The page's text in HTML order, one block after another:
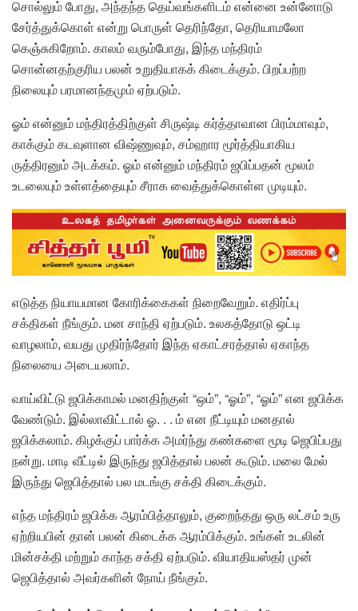
சொல்லும் போது, அந்தந்த தெய்வங்களிடம் என்னை உன்னோடு
சேர்த்துக்கொள் என்று பொருள் தெரிந்தோ, தெரியாமலோ
கெஞ்சுகிறோம். காலம் வரும்போது, இந்த மந்திரம்
சொன்னதற்குரிய பலன் உறுதியாகக் கிடைக்கும். பிறப்பற்ற
நிலையும் பரமானந்தமும் ஏற்படும்.
ஓம் என்னும் மந்திரத்திற்குள் சிருஷ்டி கர்த்தாவான பிரம்மாவும்,
காக்கும் கடவுளான விஷ்ணுவும், சம்ஹார மூர்த்தியாகிய
ருத்திரனும் அடக்கம். ஓம் என்னும் மந்திரம் ஜபிப்பதன் மூலம்
உடலையும் உள்ளத்தையும் சீராக வைத்துக்கொள்ள முடியும்.
எடுத்த நியாயமான கோரிக்கைகள் நிறைவேறும். எதிர்ப்பு
சக்திகள் நீங்கும். மன சாந்தி ஏற்படும். உலகத்தோடு ஒட்டி
வாழலாம், வயது முதிர்ந்தோர் இந்த ஏகாட்சரத்தால் ஏகாந்த
நிலையை அடையலாம்.
வாய்விட்டு ஜபிக்காமல் மனதிற்குள் “ஒம்”, “ஓம்”, “ஓம்” என ஜபிக்க
வேண்டும். இல்லாவிட்டால் ஓ. . . ம் என நீட்டியும் மனதால்
ஜபிக்கலாம். கிழக்குப் பார்க்க அமர்ந்து கண்களை மூடி ஜெபிப்பது
நன்று. மாடி வீட்டில் இருந்து ஜபித்தால் பலன் கூடும். மலை மேல்
இருந்து ஜெபித்தால் பல மடங்கு சக்தி கிடைக்கும்.
எந்த மந்திரம் ஜபிக்க ஆரம்பித்தாலும், குறைந்தது ஒரு லட்சம் உரு
ஏற்றியபின் தான் பலன் கிடைக்க ஆரம்பிக்கும். உங்கள் உடலின்
மின்சக்தி மற்றும் காந்த சக்தி ஏற்படும். வியாதியஸ்தர் முன்
ஜெபித்தால் அவர்களின் நோய் நீங்கும்.